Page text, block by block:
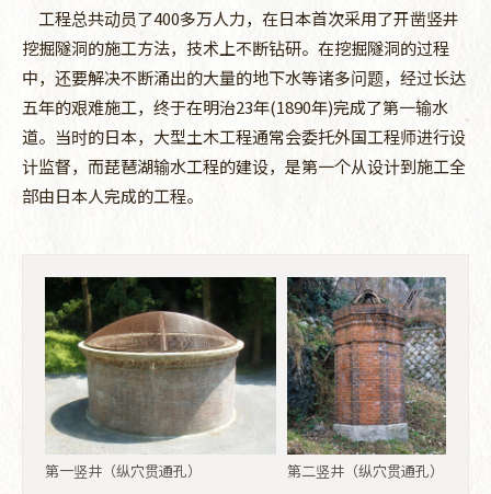
工程总共动员了400多万人力，在日本首次采用了开凿竖井
挖掘隧洞的施工方法，技术上不断钻研。在挖掘隧洞的过程
中，还要解决不断涌出的大量的地下水等诸多问题，经过长达
五年的艰难施工，终于在明治23年(1890年)完成了第一输水
道。当时的日本，大型土木工程通常会委托外国工程师进行设
计监督，而琵琶湖输水工程的建设，是第一个从设计到施工全
部由日本人完成的工程。
第一竖井（纵穴贯通孔） 第二竖井（纵穴贯通孔）